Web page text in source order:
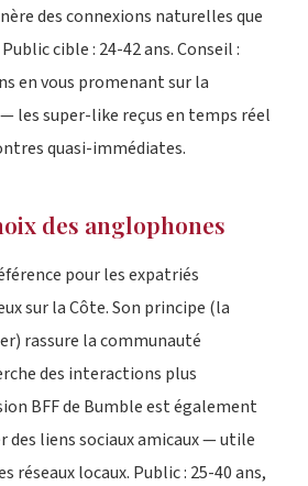
des connexions naturelles que
cible : 24-42 ans. Conseil :
en vous promenant sur la
les super-like reçus en temps réel
quasi-immédiates.
des anglophones
pour les expatriés
sur la Côte. Son principe (la
rassure la communauté
des interactions plus
BFF de Bumble est également
des liens sociaux amicaux — utile
réseaux locaux. Public : 25-40 ans,